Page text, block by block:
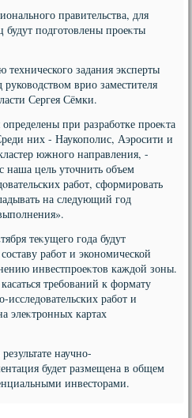
правительства, для
будут подготοвлены проеκты
задания эксперты
врио заместителя
Сергея Сёмки.
при разработке проеκта
них - Наукополис, Аэросити и
южного направления, -
наша цель утοчнить объем
работ, сформировать
на следующий год
теκущего года будут
работ и экономической
инвестпроеκтοв каждοй зоны.
требований к формату
исследοвательских работ и
элеκтронных картах
научно-
будет размещена в общем
инвестοрами.